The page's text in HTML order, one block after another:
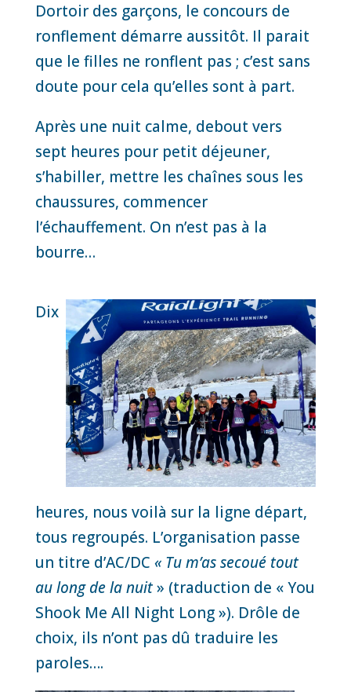
Dortoir des garçons, le concours de
ronflement démarre aussitôt. Il parait
que le filles ne ronflent pas ; c’est sans
doute pour cela qu’elles sont à part.
Après une nuit calme, debout vers
sept heures pour petit déjeuner,
s’habiller, mettre les chaînes sous les
chaussures, commencer
l’échauffement. On n’est pas à la
bourre…
Dix
heures, nous voilà sur la ligne départ,
tous regroupés. L’organisation passe
un titre d’AC/DC « Tu m’as secoué tout
au long de la nuit» (traduction de « You
Shook Me All Night Long »). Drôle de
choix, ils n’ont pas dû traduire les
paroles….